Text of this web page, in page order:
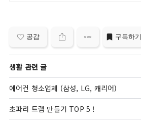
공감 구독하기
생활 관련 글
에어컨 청소업체 (삼성, LG, 캐리어)
초파리 트랩 만들기 TOP 5 !